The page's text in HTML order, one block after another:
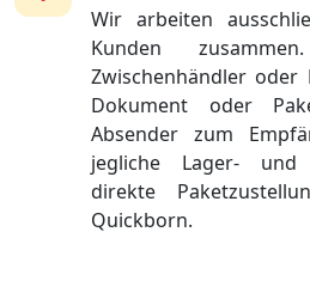
Wir arbeiten
Kunden
Zwischenhändler
Dokument oder
Absender zum
jegliche Lager- und
direkte
Quickborn.